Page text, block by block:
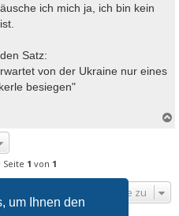
um Ihnen den
ich mich ja, ich bin kein
Satz:
von der Ukraine nur eines
besiegen"
Seite 1 von 1
Gehe zu